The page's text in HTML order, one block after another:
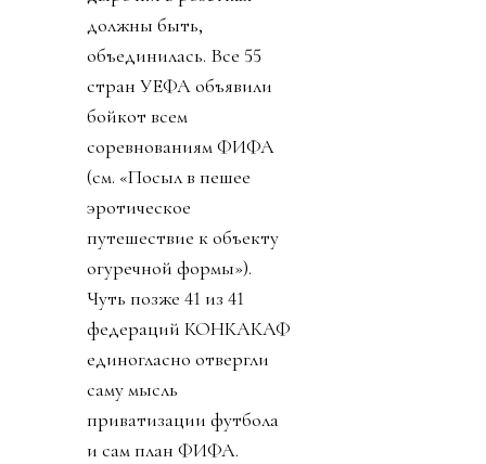
должны быть,
объединилась. Все 55
стран УЕФА объявили
бойкот всем
соревнованиям ФИФА
(см. «Посыл в пешее
эротическое
путешествие к объекту
огуречной формы»).
Чуть позже 41 из 41
федераций КОНКАКАФ
единогласно отвергли
саму мысль
приватизации футбола
и сам план ФИФА.